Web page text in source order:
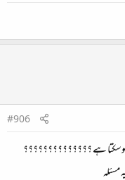
#906
ہوسکتا ہے ؟؟؟؟؟؟؟؟؟؟؟؟؟؟